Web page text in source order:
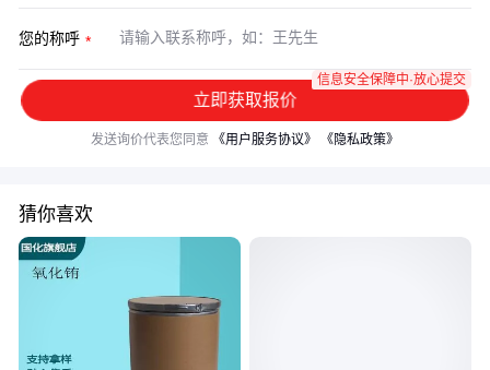
您的称呼
立即获取报价
信息安全保障中·放心提交
发送询价代表您同意 《用户服务协议》 《隐私政策》
猜你喜欢